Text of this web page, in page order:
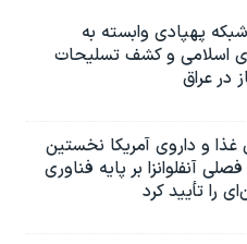
شبکه پهپادی وابسته به
اسلامی و کشف تسلیحات
در عراق
غذا و داروی آمریکا نخستین
آنفلوانزا بر پایه فناوری
را تأیید کرد